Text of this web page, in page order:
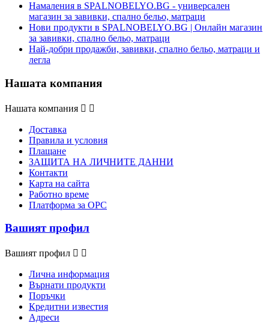
Намаления в SPALNOBELYO.BG - универсален
магазин за завивки, спално бельо, матраци
Нови продукти в SPALNOBELYO.BG | Онлайн магазин
за завивки, спално бельо, матраци
Най-добри продажби, завивки, спално бельо, матраци и
легла
Нашата компания
Нашата компания  
Доставка
Правила и условия
Плащане
ЗАЩИТА НА ЛИЧНИТЕ ДАННИ
Контакти
Карта на сайта
Работно време
Платформа за ОРС
Вашият профил
Вашият профил  
Лична информация
Върнати продукти
Поръчки
Кредитни известия
Адреси